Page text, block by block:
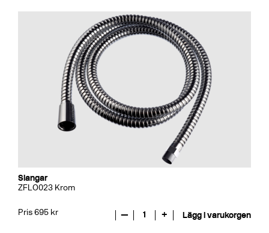
Slangar
ZFLO023 Krom
Pris 695 kr — 1 + Lägg i varukorgen